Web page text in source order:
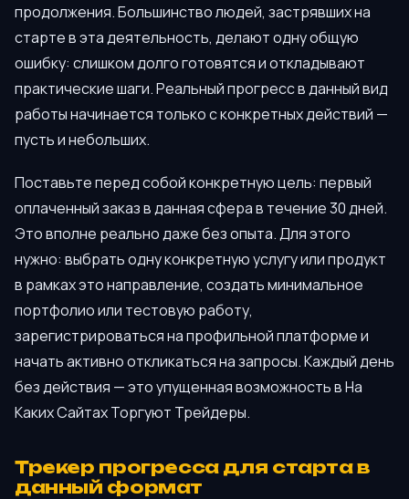
продолжения. Большинство людей, застрявших на
старте в эта деятельность, делают одну общую
ошибку: слишком долго готовятся и откладывают
практические шаги. Реальный прогресс в данный вид
работы начинается только с конкретных действий —
пусть и небольших.
Поставьте перед собой конкретную цель: первый
оплаченный заказ в данная сфера в течение 30 дней.
Это вполне реально даже без опыта. Для этого
нужно: выбрать одну конкретную услугу или продукт
в рамках это направление, создать минимальное
портфолио или тестовую работу,
зарегистрироваться на профильной платформе и
начать активно откликаться на запросы. Каждый день
без действия — это упущенная возможность в На
Каких Сайтах Торгуют Трейдеры.
Трекер прогресса для старта в
данный формат